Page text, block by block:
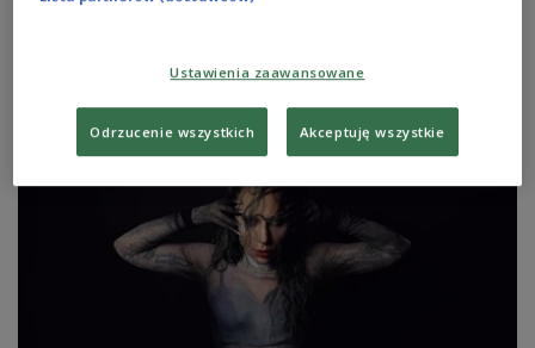
Czy w końcu komuś uda się zrzucić z tronu kapelę
The Cure Pierwsza Trójka – Lista Przebojów lady gaga
Ustawienia zaawansowane
Odrzucenie wszystkich Akceptuję wszystkie